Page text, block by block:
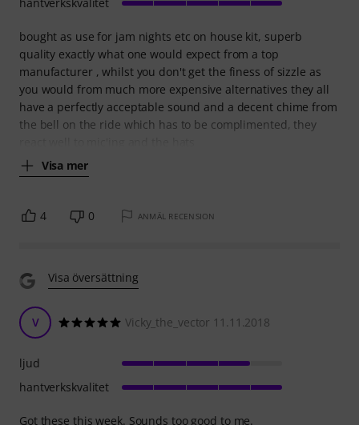
bought as use for jam nights etc on house kit, superb
quality exactly what one would expect from a top
manufacturer , whilst you don't get the finess of sizzle as
you would from much more expensive alternatives they all
have a perfectly acceptable sound and a decent chime from
the bell on the ride which has to be complimented, they
Visa mer
4 0 ANMÄL RECENSION
Visa översättning
V Vicky_the_vector 11.11.2018
Got these this week. Sounds too good to me.
ljud
hantverkskvalitet